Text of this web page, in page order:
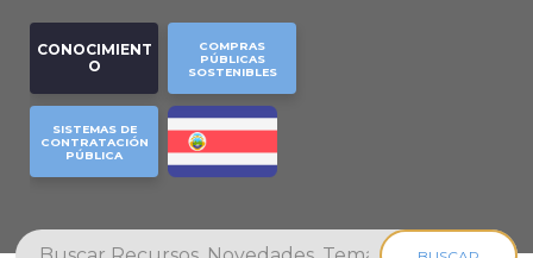
CONOCIMIENT
O
COMPRAS
PÚBLICAS
SOSTENIBLES
SISTEMAS DE
CONTRATACIÓN
PÚBLICA